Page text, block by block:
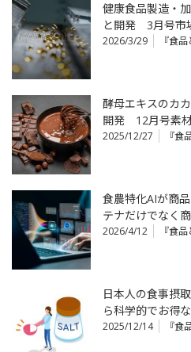
健康食品製造・
と開発 3月号市
2026/3/29 『食
酵母エキスのカ
開発 12月号素
2025/12/27 『食
食農特化AIが商
テナだけでなく
2026/4/12 『食
日本人の食事摂
ら科学的でお得
2025/12/14 『食